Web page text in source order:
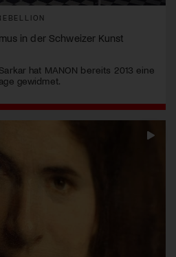
in der Schweizer Kunst
hat MANON bereits 2013 eine
gewidmet.